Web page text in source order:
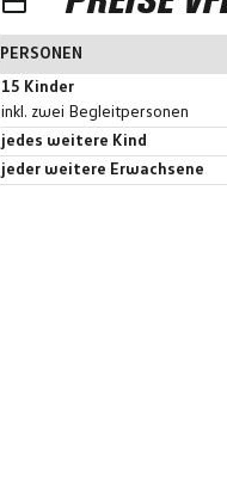
PERSONEN
15 Kinder
inkl. zwei Begleitpersonen
jedes weitere Kind
jeder weitere Erwachsene